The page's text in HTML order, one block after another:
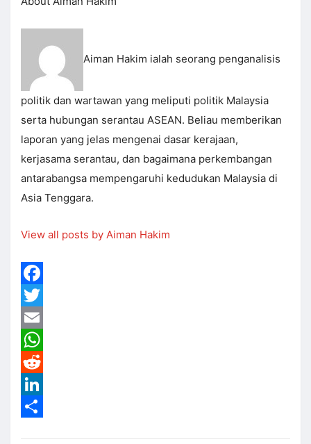
Aiman Hakim ialah seorang penganalisis
politik dan wartawan yang meliputi politik Malaysia
serta hubungan serantau ASEAN. Beliau memberikan
laporan yang jelas mengenai dasar kerajaan,
kerjasama serantau, dan bagaimana perkembangan
antarabangsa mempengaruhi kedudukan Malaysia di
Asia Tenggara.
View all posts by Aiman Hakim
Facebook
Twitter
Email
WhatsApp
Reddit
LinkedIn